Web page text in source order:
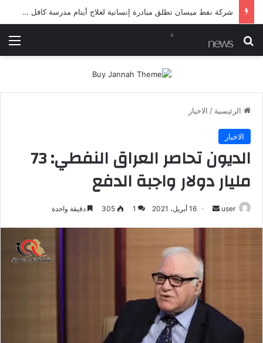
شرطة ميسان تلقي القبض على مطلقي العيارات النارية أثناء تشييع جنائزي في العمارة
بحث عن
الرئيسية / الاخبار
الاخبار
الديون تحاصر العراق النفطي: 73
مليار دولار واجبة الدفع
user
أرسل 16 أبريل، 2021 1
305 دقيقة واحدة